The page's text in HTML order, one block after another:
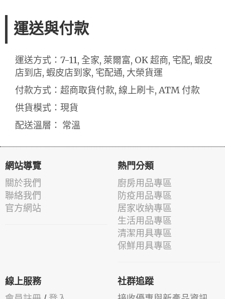
運送與付款
運送方式：7-11, 全家, 萊爾富, OK 超商, 宅配, 蝦皮
店到店, 蝦皮店到家, 宅配通, 大榮貨運
付款方式：超商取貨付款, 線上刷卡, ATM 付款
供貨模式：現貨
配送溫層： 常溫
網站導覽
關於我們
聯絡我們
官方網站
熱門分類
廚房用品專區
防疫用品專區
居家收納專區
生活用品專區
清潔用具專區
保鮮用具專區
線上服務 社群追蹤